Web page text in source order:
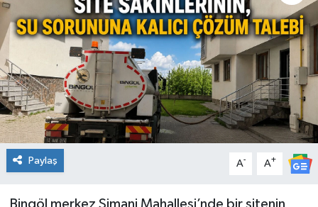
Paylaş A- A+
Bingöl merkez Simani Mahallesi’nde bir sitenin
RESMİ İLANLAR
SAĞLIK
SİYASET
SOLHAN
SPOR
YAYLADERE